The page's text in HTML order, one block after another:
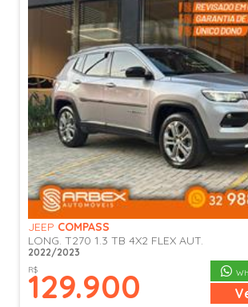
JEEP COMPASS
LONG. T270 1.3 TB 4X2 FLEX AUT.
2022/2023
R$
129.900